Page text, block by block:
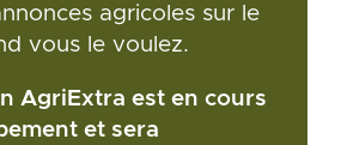
agricoles sur le
vous le voulez.
AgriExtra est en cours
et sera